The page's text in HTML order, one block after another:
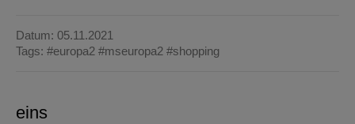
Datum: 05.11.2021
Tags: #europa2 #mseuropa2 #shopping
eins